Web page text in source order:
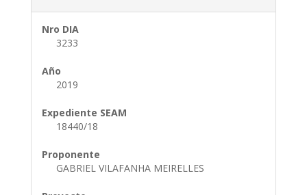
Nro DIA
3233
Año
2019
Expediente SEAM
18440/18
Proponente
GABRIEL VILAFANHA MEIRELLES